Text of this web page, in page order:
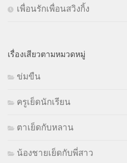
เพื่อนรักเพื่อนสวิงกิ้ง
เรื่องเสียวตามหมวดหมู่
ข่มขืน
ครูเย็ดนักเรียน
ตาเย็ดกับหลาน
น้องชายเย็ดกับพี่สาว